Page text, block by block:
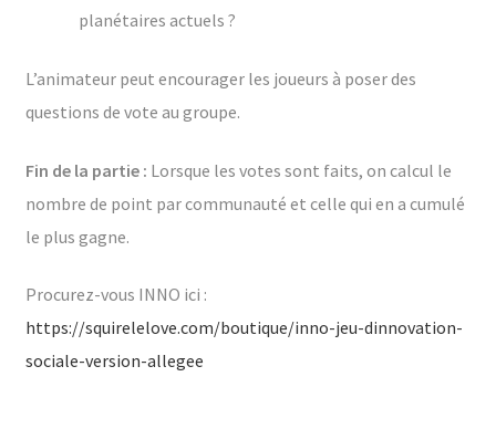
planétaires actuels ?
L’animateur peut encourager les joueurs à poser des
questions de vote au groupe.
Fin de la partie : Lorsque les votes sont faits, on calcul le
nombre de point par communauté et celle qui en a cumulé
le plus gagne.
Procurez-vous INNO ici :
https://squirelelove.com/boutique/inno-jeu-dinnovation-
sociale-version-allegee